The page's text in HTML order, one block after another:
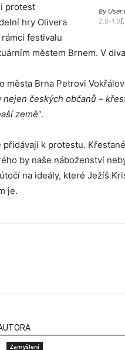
By
2.0-1.0],
protest
hry Olivera
festivalu
městem Brnem. V
Brna Petrovi
českých občanů –
země“.
k protestu.
by naše náboženství
na ideály, které Ježíš
je.
Zamyšlení